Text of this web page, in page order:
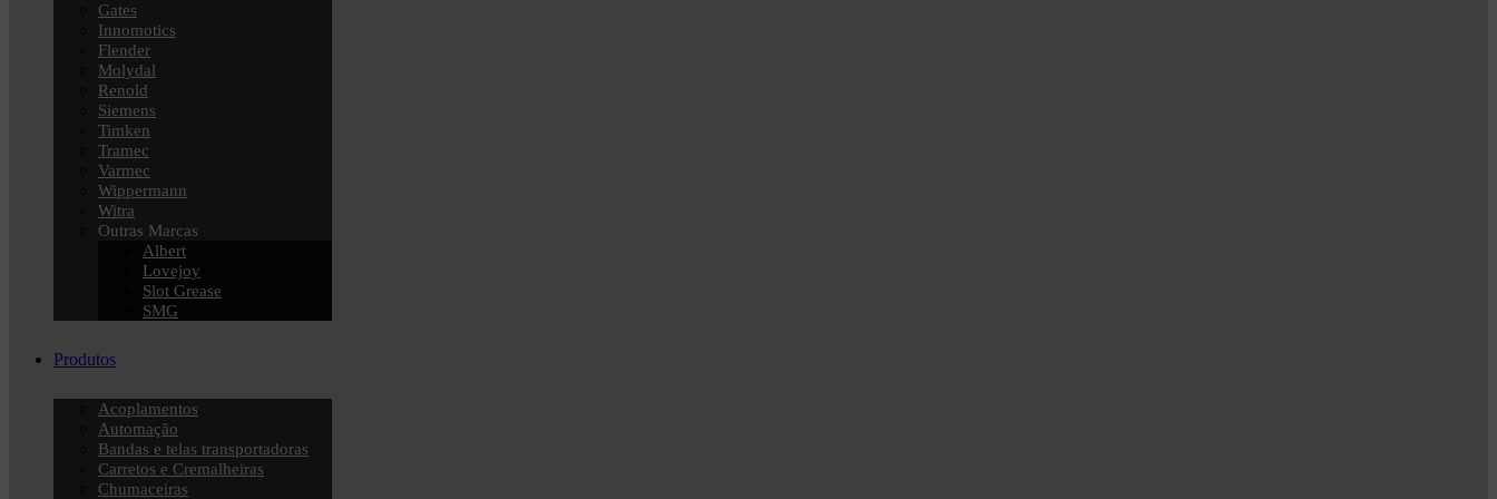
Gates
Innomotics
Flender
Molydal
Renold
Siemens
Timken
Tramec
Varmec
Wippermann
Witra
Outras Marcas
Albert
Lovejoy
Slot Grease
SMG
Produtos
Acoplamentos
Automação
Bandas e telas transportadoras
Carretos e Cremalheiras
Chumaceiras